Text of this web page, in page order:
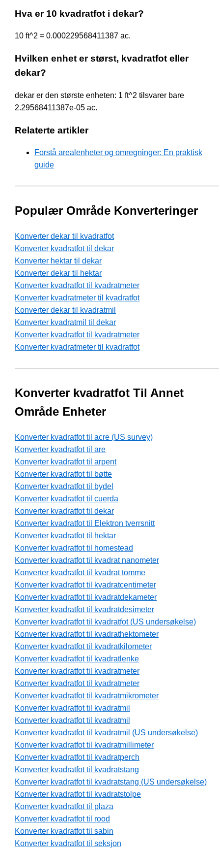
Hva er 10 kvadratfot i dekar?
10 ft^2 = 0.000229568411387 ac.
Hvilken enhet er størst, kvadratfot eller
dekar?
dekar er den største enheten: 1 ft^2 tilsvarer bare
2.29568411387e-05 ac.
Relaterte artikler
Forstå arealenheter og omregninger: En praktisk
guide
Populær Område Konverteringer
Konverter dekar til kvadratfot
Konverter kvadratfot til dekar
Konverter hektar til dekar
Konverter dekar til hektar
Konverter kvadratfot til kvadratmeter
Konverter kvadratmeter til kvadratfot
Konverter dekar til kvadratmil
Konverter kvadratmil til dekar
Konverter kvadratfot til kvadratmeter
Konverter kvadratmeter til kvadratfot
Konverter kvadratfot Til Annet
Område Enheter
Konverter kvadratfot til acre (US survey)
Konverter kvadratfot til are
Konverter kvadratfot til arpent
Konverter kvadratfot til bøtte
Konverter kvadratfot til bydel
Konverter kvadratfot til cuerda
Konverter kvadratfot til dekar
Konverter kvadratfot til Elektron tverrsnitt
Konverter kvadratfot til hektar
Konverter kvadratfot til homestead
Konverter kvadratfot til kvadrat nanometer
Konverter kvadratfot til kvadrat tomme
Konverter kvadratfot til kvadratcentimeter
Konverter kvadratfot til kvadratdekameter
Konverter kvadratfot til kvadratdesimeter
Konverter kvadratfot til kvadratfot (US undersøkelse)
Konverter kvadratfot til kvadrathektometer
Konverter kvadratfot til kvadratkilometer
Konverter kvadratfot til kvadratlenke
Konverter kvadratfot til kvadratmeter
Konverter kvadratfot til kvadratmeter
Konverter kvadratfot til kvadratmikrometer
Konverter kvadratfot til kvadratmil
Konverter kvadratfot til kvadratmil
Konverter kvadratfot til kvadratmil (US undersøkelse)
Konverter kvadratfot til kvadratmillimeter
Konverter kvadratfot til kvadratperch
Konverter kvadratfot til kvadratstang
Konverter kvadratfot til kvadratstang (US undersøkelse)
Konverter kvadratfot til kvadratstolpe
Konverter kvadratfot til plaza
Konverter kvadratfot til rood
Konverter kvadratfot til sabin
Konverter kvadratfot til seksjon